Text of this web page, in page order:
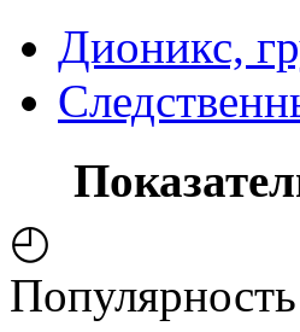
Дионикс,
◴
Популярность